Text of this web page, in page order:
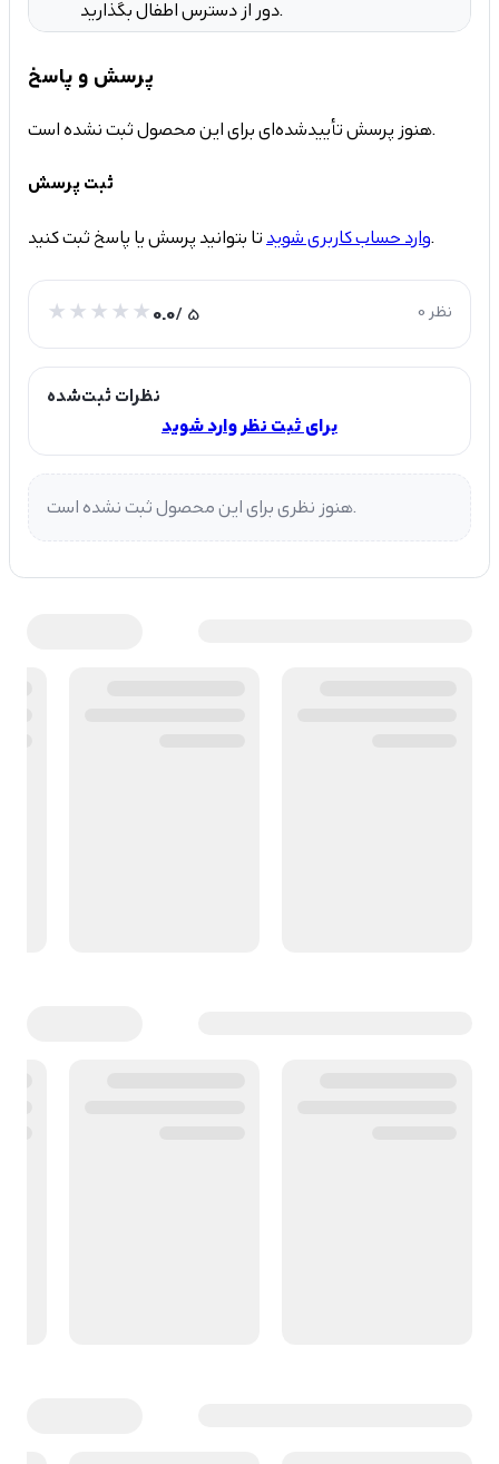
دور از دسترس اطفال بگذارید.
پرسش و پاسخ
هنوز پرسش تأییدشده‌ای برای این محصول ثبت نشده است.
ثبت پرسش
وارد حساب کاربری شویدتا بتوانید پرسش یا پاسخ ثبت کنید.
0.0/ 5 0 نظر
نظرات ثبت‌شده
برای ثبت نظر وارد شوید
هنوز نظری برای این محصول ثبت نشده است.